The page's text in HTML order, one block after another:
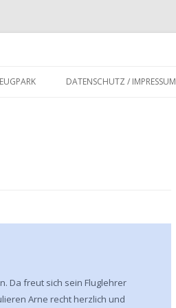
DATENSCHUTZ / IMPRESSUM
Da freut sich sein Fluglehrer
Arne recht herzlich und